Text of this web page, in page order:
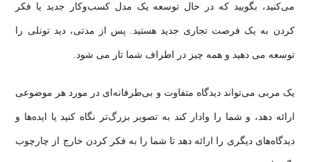
می‌کنید، بگویید که در حال توسعه یک مدل کسب‌وکار جدید یا فکر
کردن به یک فرصت تجاری جدید هستید. پس از مدتی، دید تونلی را
توسعه می دهید و همه چیز در اطراف شما تار می شود.
یک مربی می‌تواند دیدگاه متفاوت و بی‌طرفانه‌ای در مورد هر موضوعی
ارائه دهد، و شما را وادار کند به تصویر بزرگ‌تر نگاه کنید یا ایده‌ها و
دیدگاه‌های دیگری را ارائه دهد تا شما را به فکر کردن خارج از چارچوب